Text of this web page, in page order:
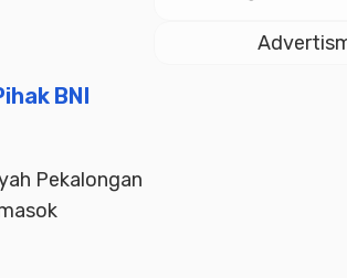
BNI
Pekalongan
untuk